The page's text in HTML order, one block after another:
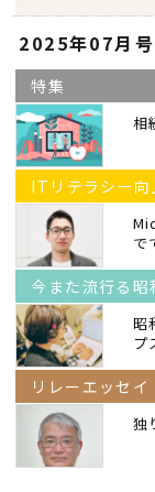
2025年07月
特集
相
ITリテラシー向
で
今また流行る
昭
プ
リレーエッセイ
独